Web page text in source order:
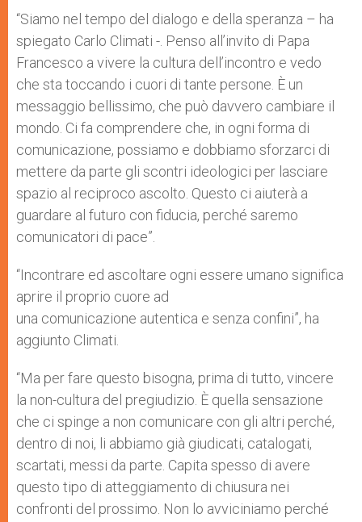
“Siamo nel tempo del dialogo e della speranza – ha
spiegato Carlo Climati -. Penso all’invito di Papa
Francesco a vivere la cultura dell’incontro e vedo
che sta toccando i cuori di tante persone. È un
messaggio bellissimo, che può davvero cambiare il
mondo. Ci fa comprendere che, in ogni forma di
comunicazione, possiamo e dobbiamo sforzarci di
mettere da parte gli scontri ideologici per lasciare
spazio al reciproco ascolto. Questo ci aiuterà a
guardare al futuro con fiducia, perché saremo
comunicatori di pace”.
“Incontrare ed ascoltare ogni essere umano significa
aprire il proprio cuore ad
una comunicazione autentica e senza confini”, ha
aggiunto Climati.
“Ma per fare questo bisogna, prima di tutto, vincere
la non-cultura del pregiudizio. È quella sensazione
che ci spinge a non comunicare con gli altri perché,
dentro di noi, li abbiamo già giudicati, catalogati,
scartati, messi da parte. Capita spesso di avere
questo tipo di atteggiamento di chiusura nei
confronti del prossimo. Non lo avviciniamo perché